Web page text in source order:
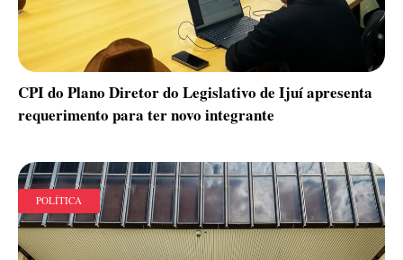
CPI do Plano Diretor do Legislativo de Ijuí apresenta
requerimento para ter novo integrante
POLÍTICA